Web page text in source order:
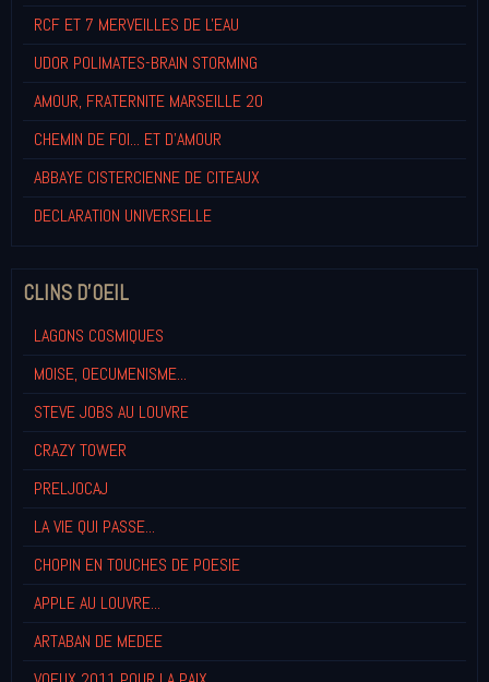
RCF ET 7 MERVEILLES DE L'EAU
UDOR POLIMATES-BRAIN STORMING
AMOUR, FRATERNITE MARSEILLE 20
CHEMIN DE FOI... ET D'AMOUR
ABBAYE CISTERCIENNE DE CITEAUX
DECLARATION UNIVERSELLE
CLINS D'OEIL
LAGONS COSMIQUES
MOISE, OECUMENISME...
STEVE JOBS AU LOUVRE
CRAZY TOWER
PRELJOCAJ
LA VIE QUI PASSE...
CHOPIN EN TOUCHES DE POESIE
APPLE AU LOUVRE...
ARTABAN DE MEDEE